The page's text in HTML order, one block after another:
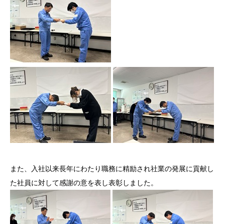
また、入社以来長年にわたり職務に精励され社業の発展に貢献し
た社員に対して感謝の意を表し表彰しました。